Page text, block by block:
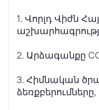
1. Վորլդ Վիժն
2. Արձագանքը
3. Հիմնական
ձեռքբերումները,